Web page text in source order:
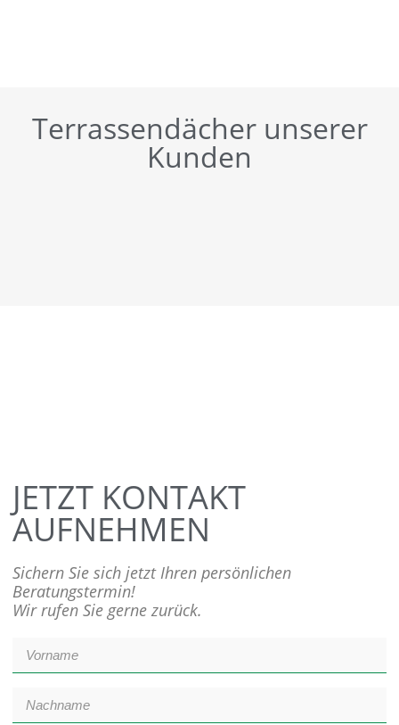
Terrassendächer unserer
Kunden
JETZT KONTAKT
AUFNEHMEN
Sichern Sie sich jetzt Ihren persönlichen
Beratungstermin!
Wir rufen Sie gerne zurück.